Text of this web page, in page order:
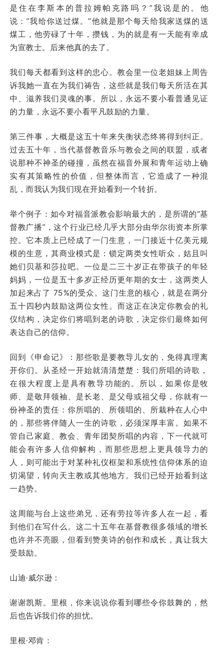
是住在李斯本的普拉姆帕克路吗？”我说是的。他
说：“我给你送过煤。”他就是那个每天给我家送煤的送
煤工，他劳碌了十年，攒钱，为的就是有一天能有幸成
为宣教士。后来他真的去了。
我们每天都看到这样的忠心。教会里一位老姐妹上周告
诉我她一直在为我们祷告，这些就是我们每天所活在其
中、滋养我们灵魂的事。所以，永远不要小看普通见证
的力量，永远不要小看平凡鼓励的力量。
第三件事，大概是这五十年来失衡状态终将得到纠正。
过去五十年，当代基督教音乐与教会之间的联盟，或者
说那种不神圣的碰撞，虽然在福音外展和青年运动上确
实有其策略性的价值，但整体而言，它造成了一种混
乱，而我认为我们现在开始看到一个转折。
举个例子：如今对福音派教会影响最大的，是所谓的“基
督教广播”，这个行业已经几乎大部分由华尔街资本所掌
控。它本质上已经成了一门生意，一门接近十亿美元规
模的生意，其商业模式是：锁定两类女性听众，姑且叫
她们贝基和莎拉吧。一位是二三十岁正在带孩子的年轻
妈妈，一位是五十多岁正经历更年期的女士，这两类人
加起来占了 75%的受众。这门生意的核心，就是在两分
五十四秒内鼓励这两位女性。而这正在决定你教会的礼
仪结构，决定你们将唱到老的诗歌，决定你们最终如何
表达自己的信仰。
回到《申命记》：那些歌是要教导儿女的，免得真理离
开你们。从圣经一开始就清清楚楚：我们所唱的诗歌，
在很大程度上是具有教导功能的。所以，如果你是牧
师、是敬拜领袖、是长老、是父母或祖父母，你就有一
份神圣的责任：你所唱的、所领唱的、所栽种在人心中
的，那些将伴随人一生的诗歌，必须深厚丰富。如果不
管自己家庭、教会、青年团契所唱的内容，下一代就可
能会有许多人信仰解构，而那些思想上更具领导力的
人，则可能出于对某种礼仪框架和系统性信仰体系的迫
切渴望，转向天主教或其他地方。我们已经开始看到这
一趋势。
这周能与台上这些弟兄，还有劳拉等许多人在一起，看
到他们在写什么。这二十五年在基督教很多领域的增长
也许并不亮眼，但看到赞美诗的创作和成长，真让我大
受鼓励。
山迪·威尔逊：
谢谢凯斯。里根，你来说说你看到哪些令你鼓舞的，然
后也告诉我们你的担忧。
里根·邓肯：